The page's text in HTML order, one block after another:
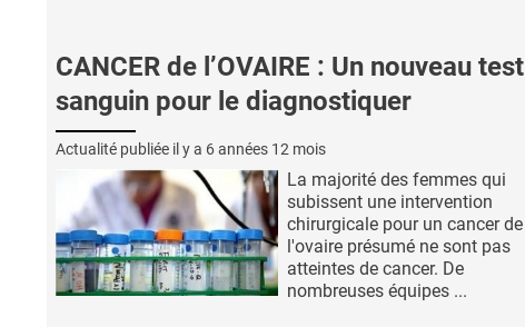
CANCER de l’OVAIRE : Un nouveau test
sanguin pour le diagnostiquer
Actualité publiée il y a 6 années 12 mois
La majorité des femmes qui
subissent une intervention
chirurgicale pour un cancer de
l'ovaire présumé ne sont pas
atteintes de cancer. De
nombreuses équipes ...